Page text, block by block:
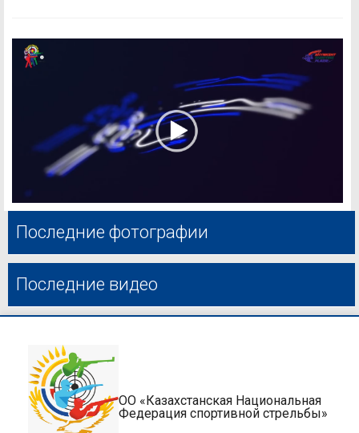
Последние фотографии
Последние видео
ОО «Казахстанская Национальная
Федерация спортивной стрельбы»